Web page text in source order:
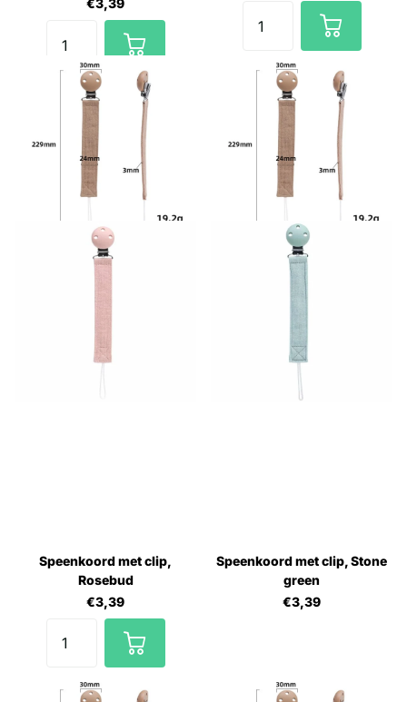
€3,39
Speenkoord met clip,
Rosebud
€3,39
Speenkoord met clip, Stone
green
€3,39